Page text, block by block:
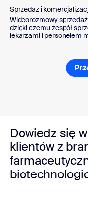
Sprzedaż i
Wideorozmowy
dzięki czemu zespół
lekarzami i personelem
Dowiedz się
klientów z